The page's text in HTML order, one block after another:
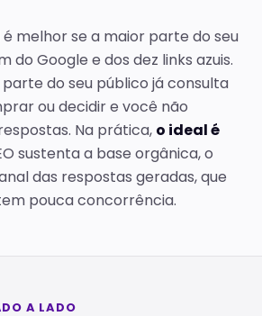
é melhor se a maior parte do seu
do Google e dos dez links azuis.
do seu público já consulta
ou decidir e você não
Na prática, o ideal é
sustenta a base orgânica, o
das respostas geradas, que
pouca concorrência.
A LADO